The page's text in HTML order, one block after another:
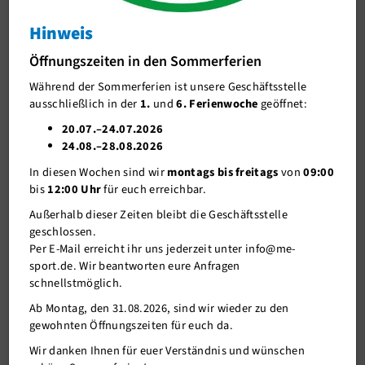
TRIandertaler Trainingslager 2025
TRIandertaler Trainingslager 2025
18.02.2025
J-Team
Stellenangebote
Förderverein me-sport e.V.
Mitgliederservice
Verantwortung
Hinweis
Öffnungszeiten in den Sommerferien
Während der Sommerferien ist unsere Geschäftsstelle
ausschließlich in der 1. und6. Ferienwochegeöffnet:
20.07.–24.07.2026
24.08.–28.08.2026
In diesen Wochen sind wirmontags bis freitagsvon09:00
bis12:00 Uhrfür euch erreichbar.
Außerhalb dieser Zeiten bleibt die Geschäftsstelle
geschlossen.
Per E-Mail erreicht ihr uns jederzeit unter info@me-
sport.de. Wir beantworten eure Anfragen
schnellstmöglich.
Ab Montag, den 31.08.2026, sind wir wieder zu den
gewohnten Öffnungszeiten für euch da.
Wir danken Ihnen für euer Verständnis und wünschen